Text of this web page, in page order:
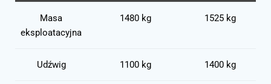
Masa
eksploatacyjna
1480 kg 1525 kg
Udźwig 1100 kg 1400 kg